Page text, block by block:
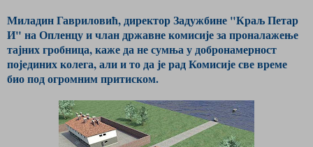
Миладин Гавриловић, директор Задужбине "Краљ Петар
И" на Опленцу и члан државне комисије за проналажење
тајних гробница, каже да не сумња у добронамерност
појединих колега, али и то да је рад Комисије све време
био под огромним притиском.